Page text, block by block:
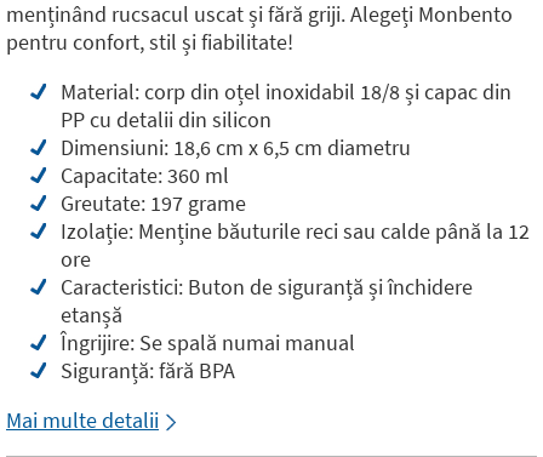
menținând rucsacul uscat și fără griji. Alegeți Monbento
pentru confort, stil și fiabilitate!
Material: corp din oțel inoxidabil 18/8 și capac din
PP cu detalii din silicon
Dimensiuni: 18,6 cm x 6,5 cm diametru
Capacitate: 360 ml
Greutate: 197 grame
Izolație: Menține băuturile reci sau calde până la 12
ore
Caracteristici: Buton de siguranță și închidere
etanșă
Îngrijire: Se spală numai manual
Siguranță: fără BPA
Mai multe detalii